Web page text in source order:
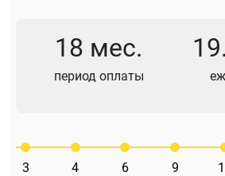
18 мес.
период оплаты
9
6
4
3